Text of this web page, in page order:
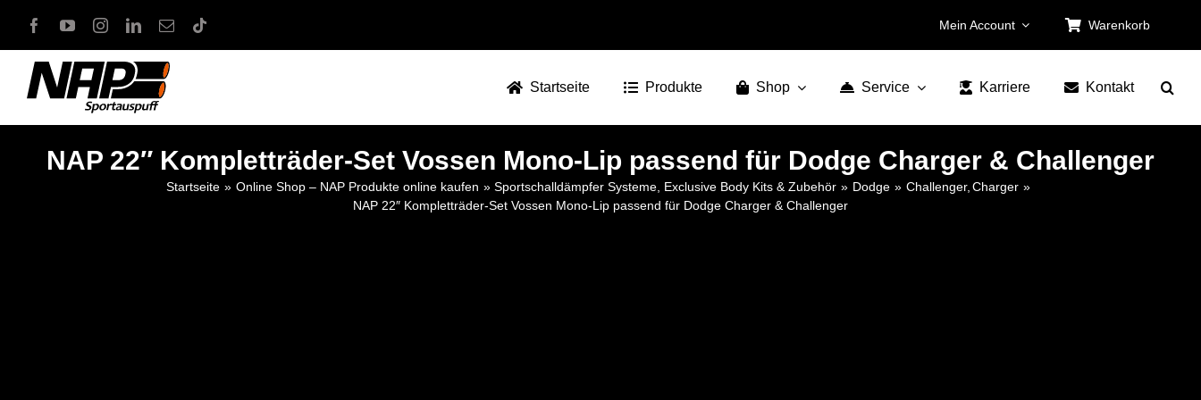
Inhalt
springen
Mein Account Warenkorb
Startseite Produkte Shop Service Karriere Kontakt
NAP 22″ Kompletträder-Set Vossen Mono-Lip passend für Dodge Charger & Challenger
Startseite Online Shop – NAP Produkte online kaufen Sportschalldämpfer Systeme, Exclusive Body Kits & Zubehör Dodge Challenger Charger
NAP 22″ Kompletträder-Set Vossen Mono-Lip passend für Dodge Charger & Challenger